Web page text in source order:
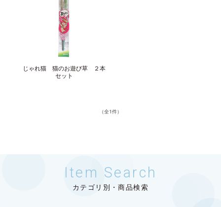
じゃれ猫 猫のお遊び草 ２本
セット
（全1件）
Item Search
カテゴリ別・商品検索